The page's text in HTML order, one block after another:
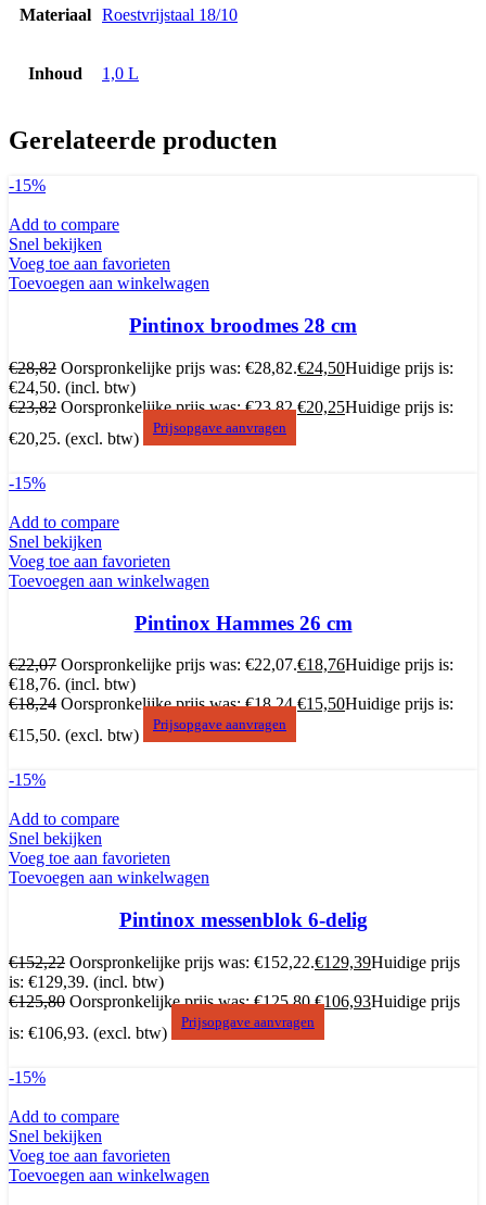
Materiaal Roestvrijstaal 18/10
Inhoud 1,0 L
Gerelateerde producten
-15%
Add to compare
Snel bekijken
Voeg toe aan favorieten
Toevoegen aan winkelwagen
Pintinox broodmes 28 cm
€28,82 Oorspronkelijke prijs was: €28,82.€24,50Huidige prijs is:
€24,50. (incl. btw)
€23,82 Oorspronkelijke prijs was: €23,82.€20,25Huidige prijs is:
€20,25. (excl. btw)
Prijsopgave aanvragen
-15%
Add to compare
Snel bekijken
Voeg toe aan favorieten
Toevoegen aan winkelwagen
Pintinox Hammes 26 cm
€22,07 Oorspronkelijke prijs was: €22,07.€18,76Huidige prijs is:
€18,76. (incl. btw)
€18,24 Oorspronkelijke prijs was: €18,24.€15,50Huidige prijs is:
€15,50. (excl. btw)
Prijsopgave aanvragen
-15%
Add to compare
Snel bekijken
Voeg toe aan favorieten
Toevoegen aan winkelwagen
Pintinox messenblok 6-delig
€152,22 Oorspronkelijke prijs was: €152,22.€129,39Huidige prijs
is: €129,39. (incl. btw)
€125,80 Oorspronkelijke prijs was: €125,80.€106,93Huidige prijs
is: €106,93. (excl. btw)
Prijsopgave aanvragen
-15%
Add to compare
Snel bekijken
Voeg toe aan favorieten
Toevoegen aan winkelwagen